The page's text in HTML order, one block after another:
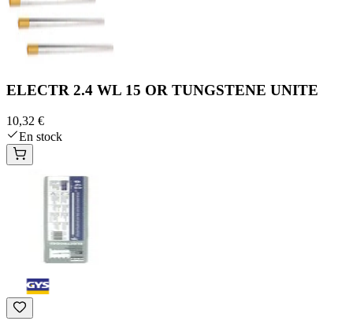
ELECTR 2.4 WL 15 OR TUNGSTENE UNITE
10,32 €
En stock